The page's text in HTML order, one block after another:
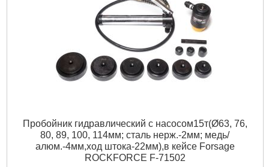
Пробойник гидравлический с насосом15т(Ø63, 76,
80, 89, 100, 114мм; сталь нерж.-2мм; медь/
алюм.-4мм,ход штока-22мм),в кейсе Forsage
ROCKFORCE F-71502